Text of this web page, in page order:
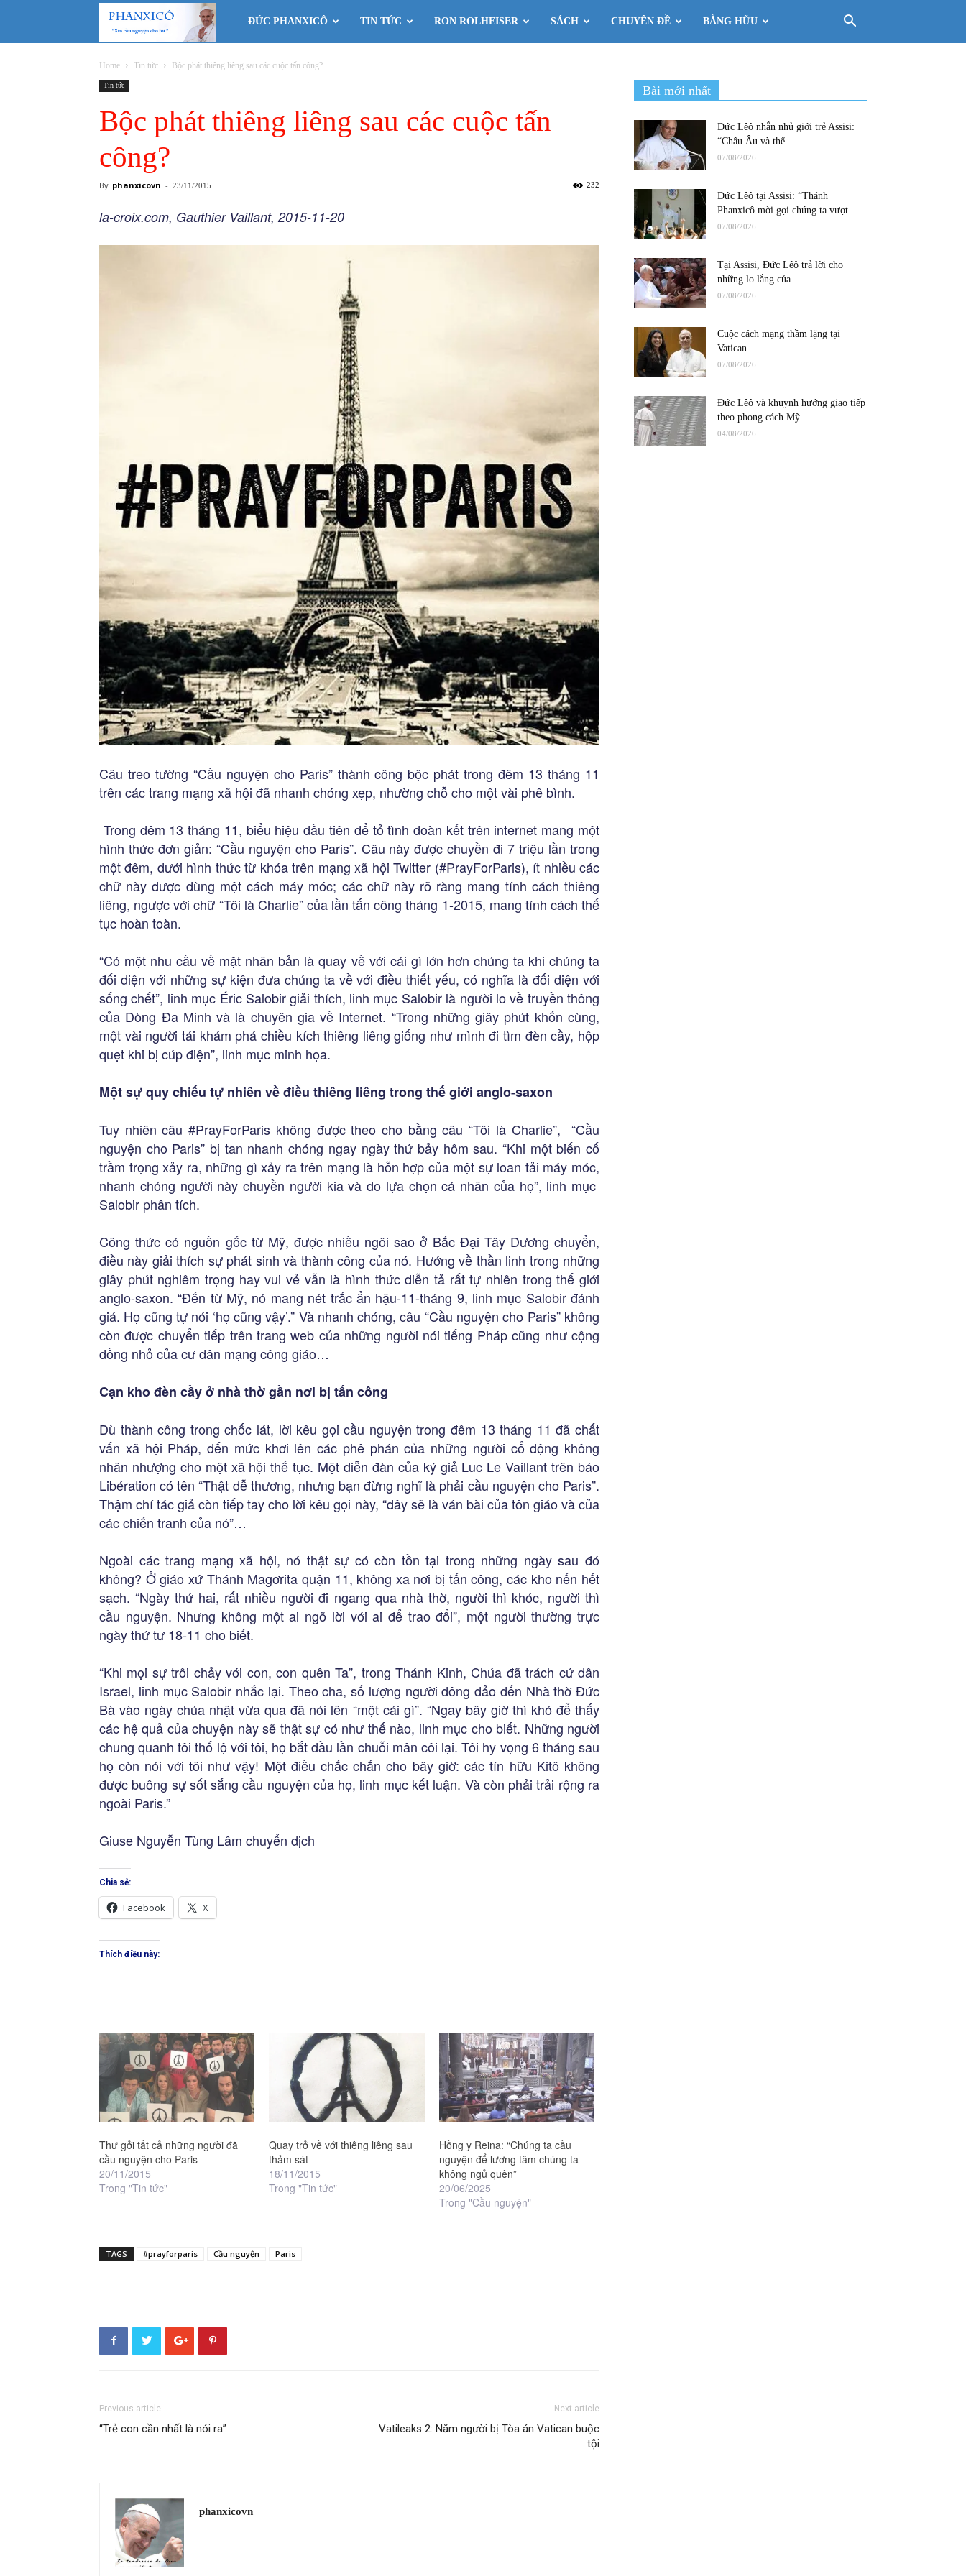
Phanxicô
– ĐỨC PHANXICÔ TIN TỨC RON ROLHEISER SÁCH CHUYÊN ĐỀ BẰNG HỮU
Home Tin tức Bộc phát thiêng liêng sau các cuộc tấn công?
Tin tức
Bộc phát thiêng liêng sau các cuộc tấn
công?
By phanxicovn - 23/11/2015 232
la-croix.com, Gauthier Vaillant, 2015-11-20
Câu treo tường “Cầu nguyện cho Paris” thành công bộc phát trong đêm 13 tháng 11
trên các trang mạng xã hội đã nhanh chóng xẹp, nhường chỗ cho một vài phê bình.
Trong đêm 13 tháng 11, biểu hiệu đầu tiên để tỏ tình đoàn kết trên internet mang một
hình thức đơn giản: “Cầu nguyện cho Paris”. Câu này được chuyền đi 7 triệu lần trong
một đêm, dưới hình thức từ khóa trên mạng xã hội Twitter (#PrayForParis), ít nhiều các
chữ này được dùng một cách máy móc; các chữ này rõ ràng mang tính cách thiêng
liêng, ngược với chữ “Tôi là Charlie” của lần tấn công tháng 1-2015, mang tính cách thế
tục hoàn toàn.
“Có một nhu cầu về mặt nhân bản là quay về với cái gì lớn hơn chúng ta khi chúng ta
đối diện với những sự kiện đưa chúng ta về với điều thiết yếu, có nghĩa là đối diện với
sống chết”, linh mục Éric Salobir giải thích, linh mục Salobir là người lo về truyền thông
của Dòng Đa Minh và là chuyên gia về Internet. “Trong những giây phút khốn cùng,
một vài người tái khám phá chiều kích thiêng liêng giống như mình đi tìm đèn cầy, hộp
quẹt khi bị cúp điện”, linh mục minh họa.
Một sự quy chiếu tự nhiên về điều thiêng liêng trong thế giới anglo-saxon
Tuy nhiên câu #PrayForParis không được theo cho bằng câu “Tôi là Charlie”, “Cầu
nguyện cho Paris” bị tan nhanh chóng ngay ngày thứ bảy hôm sau. “Khi một biến cố
trầm trọng xảy ra, những gì xảy ra trên mạng là hỗn hợp của một sự loan tải máy móc,
nhanh chóng người này chuyền người kia và do lựa chọn cá nhân của họ”, linh mục
Salobir phân tích.
Công thức có nguồn gốc từ Mỹ, được nhiều ngôi sao ở Bắc Đại Tây Dương chuyển,
điều này giải thích sự phát sinh và thành công của nó. Hướng về thần linh trong những
giây phút nghiêm trọng hay vui vẻ vẫn là hình thức diễn tả rất tự nhiên trong thế giới
anglo-saxon. “Đến từ Mỹ, nó mang nét trắc ẩn hậu-11-tháng 9, linh mục Salobir đánh
giá. Họ cũng tự nói ‘họ cũng vậy’.” Và nhanh chóng, câu “Cầu nguyện cho Paris” không
còn được chuyển tiếp trên trang web của những người nói tiếng Pháp cũng như cộng
đồng nhỏ của cư dân mạng công giáo…
Cạn kho đèn cầy ở nhà thờ gần nơi bị tấn công
Dù thành công trong chốc lát, lời kêu gọi cầu nguyện trong đêm 13 tháng 11 đã chất
vấn xã hội Pháp, đến mức khơi lên các phê phán của những người cổ động không
nhân nhượng cho một xã hội thế tục. Một diễn đàn của ký giả Luc Le Vaillant trên báo
Libération có tên “Thật dễ thương, nhưng bạn đừng nghĩ là phải cầu nguyện cho Paris”.
Thậm chí tác giả còn tiếp tay cho lời kêu gọi này, “đây sẽ là ván bài của tôn giáo và của
các chiến tranh của nó”…
Ngoài các trang mạng xã hội, nó thật sự có còn tồn tại trong những ngày sau đó
không? Ở giáo xứ Thánh Magơrita quận 11, không xa nơi bị tấn công, các kho nến hết
sạch. “Ngày thứ hai, rất nhiều người đi ngang qua nhà thờ, người thì khóc, người thì
cầu nguyện. Nhưng không một ai ngõ lời với ai để trao đổi”, một người thường trực
ngày thứ tư 18-11 cho biết.
“Khi mọi sự trôi chảy với con, con quên Ta”, trong Thánh Kinh, Chúa đã trách cứ dân
Israel, linh mục Salobir nhắc lại. Theo cha, số lượng người đông đảo đến Nhà thờ Đức
Bà vào ngày chúa nhật vừa qua đã nói lên “một cái gì”. “Ngay bây giờ thì khó để thấy
các hệ quả của chuyện này sẽ thật sự có như thế nào, linh mục cho biết. Những người
chung quanh tôi thố lộ với tôi, họ bắt đầu lần chuỗi mân côi lại. Tôi hy vọng 6 tháng sau
họ còn nói với tôi như vậy! Một điều chắc chắn cho bây giờ: các tín hữu Kitô không
được buông sự sốt sắng cầu nguyện của họ, linh mục kết luận. Và còn phải trải rộng ra
ngoài Paris.”
Giuse Nguyễn Tùng Lâm chuyển dịch
Chia sẻ:
Facebook X
Thích điều này:
Thư gởi tất cả những người đã
cầu nguyện cho Paris
20/11/2015
Trong "Tin tức"
Quay trở về với thiêng liêng sau
thảm sát
18/11/2015
Trong "Tin tức"
Hồng y Reina: “Chúng ta cầu
nguyện để lương tâm chúng ta
không ngủ quên”
20/06/2025
Trong "Cầu nguyện"
TAGS #prayforparis Cầu nguyện Paris
Previous article
“Trẻ con cần nhất là nói ra”
Next article
Vatileaks 2: Năm người bị Tòa án Vatican buộc
tội
phanxicovn
Bài mới nhất
Đức Lêô nhắn nhủ giới trẻ Assisi:
“Châu Âu và thế...
07/08/2026
Đức Lêô tại Assisi: “Thánh
Phanxicô mời gọi chúng ta vượt...
07/08/2026
Tại Assisi, Đức Lêô trả lời cho
những lo lắng của...
07/08/2026
Cuộc cách mạng thầm lặng tại
Vatican
07/08/2026
Đức Lêô và khuynh hướng giao tiếp
theo phong cách Mỹ
04/08/2026